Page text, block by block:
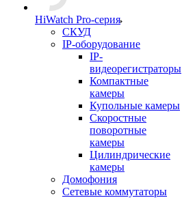
HiWatch Pro-серия
CКУД
IP-оборудование
IP-
видеорегистраторы
Компактные
камеры
Купольные камеры
Скоростные
поворотные
камеры
Цилиндрические
камеры
Домофония
Сетевые коммутаторы